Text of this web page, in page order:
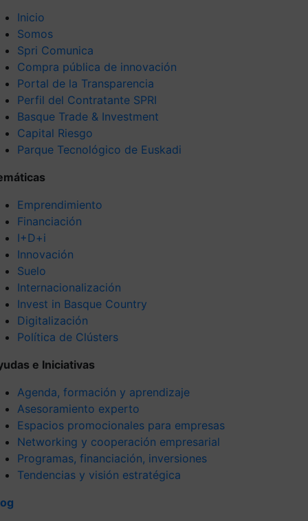
Inicio
Somos
Spri Comunica
Compra pública de innovación
Portal de la Transparencia
Perfil del Contratante SPRI
Basque Trade & Investment
Capital Riesgo
Parque Tecnológico de Euskadi
Emprendimiento
Financiación
I+D+i
Innovación
Suelo
Internacionalización
Invest in Basque Country
Digitalización
Política de Clústers
e Iniciativas
Agenda, formación y aprendizaje
Asesoramiento experto
Espacios promocionales para empresas
Networking y cooperación empresarial
Programas, financiación, inversiones
Tendencias y visión estratégica